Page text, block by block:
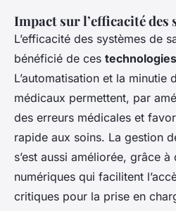
Impact sur l’efficacité des
L’efficacité des systèmes de
bénéficié de ces
L’automatisation et la minutie
médicaux permettent, par
des erreurs médicales et
rapide aux soins. La gestion
s’est aussi améliorée, grâce à
numériques qui facilitent
critiques pour la prise en